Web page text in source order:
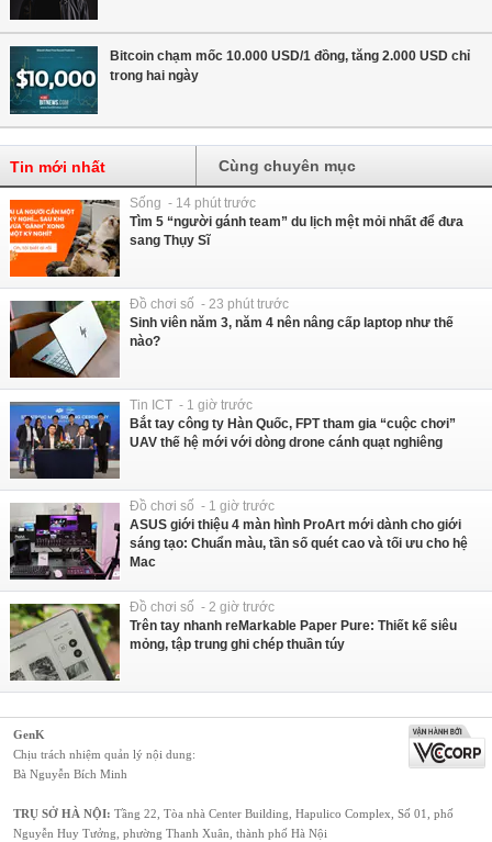
Bitcoin chạm mốc 10.000 USD/1 đồng, tăng 2.000 USD chỉ
trong hai ngày
Tin mới nhất Cùng chuyên mục
Sống - 14 phút trước
Tìm 5 “người gánh team” du lịch mệt mỏi nhất để đưa
sang Thụy Sĩ
Đồ chơi số - 23 phút trước
Sinh viên năm 3, năm 4 nên nâng cấp laptop như thế
nào?
Tin ICT - 1 giờ trước
Bắt tay công ty Hàn Quốc, FPT tham gia “cuộc chơi”
UAV thế hệ mới với dòng drone cánh quạt nghiêng
Đồ chơi số - 1 giờ trước
ASUS giới thiệu 4 màn hình ProArt mới dành cho giới
sáng tạo: Chuẩn màu, tần số quét cao và tối ưu cho hệ
Mac
Đồ chơi số - 2 giờ trước
Trên tay nhanh reMarkable Paper Pure: Thiết kế siêu
mỏng, tập trung ghi chép thuần túy
GenK
Chịu trách nhiệm quản lý nội dung:
Bà Nguyễn Bích Minh
TRỤ SỞ HÀ NỘI: Tầng 22, Tòa nhà Center Building, Hapulico Complex, Số 01, phố
Nguyễn Huy Tưởng, phường Thanh Xuân, thành phố Hà Nội